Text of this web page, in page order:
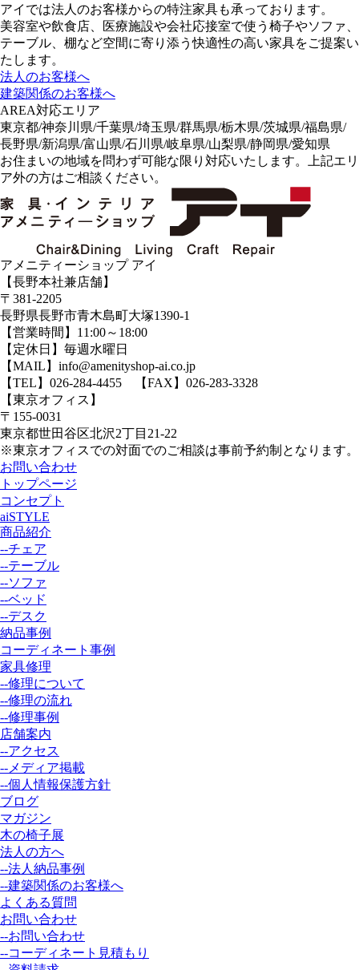
アイでは法人のお客様からの特注家具も承っております。
美容室や飲食店、医療施設や会社応接室で使う椅子やソファ、
テーブル、棚など空間に寄り添う快適性の高い家具をご提案い
たします。
法人のお客様へ
建築関係のお客様へ
AREA対応エリア
東京都/神奈川県/千葉県/埼玉県/群馬県/栃木県/茨城県/福島県/
長野県/新潟県/富山県/石川県/岐阜県/山梨県/静岡県/愛知県
お住まいの地域を問わず可能な限り対応いたします。上記エリ
ア外の方はご相談ください。
アメニティーショップ アイ
【長野本社兼店舗】
〒381-2205
長野県長野市青木島町大塚1390-1
【営業時間】11:00～18:00
【定休日】毎週水曜日
【MAIL】info@amenityshop-ai.co.jp
【TEL】 026-284-4455 【FAX】026-283-3328
【東京オフィス】
〒155-0031
東京都世田谷区北沢2丁目21-22
※東京オフィスでの対面でのご相談は事前予約制となります。
お問い合わせ
トップページ
コンセプト
aiSTYLE
商品紹介
--チェア
--テーブル
--ソファ
--ベッド
--デスク
納品事例
コーディネート事例
家具修理
--修理について
--修理の流れ
--修理事例
店舗案内
--アクセス
--メディア掲載
--個人情報保護方針
ブログ
マガジン
木の椅子展
法人の方へ
--法人納品事例
--建築関係のお客様へ
よくある質問
お問い合わせ
--お問い合わせ
--コーディネート見積もり